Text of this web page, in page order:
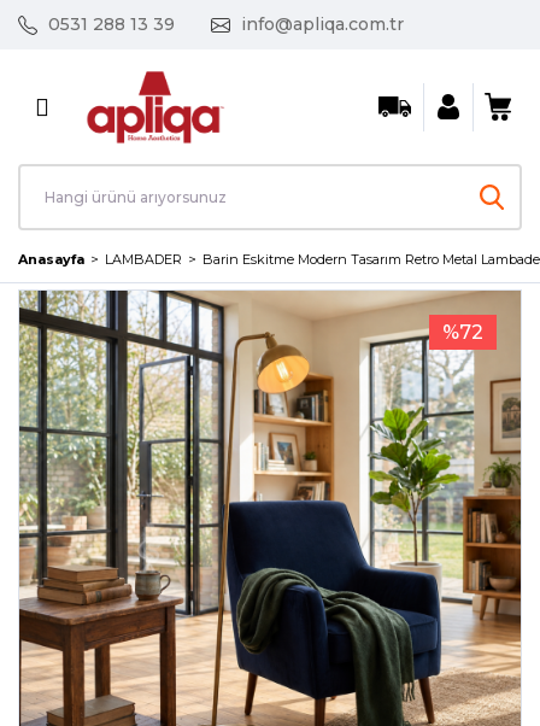
0531 288 13 39 info@apliqa.com.tr
Anasayfa LAMBADER Barin Eskitme Modern Tasarım Retro Metal
%72
Geri Dön
AVİZE / SARKIT
Mutfak Avizeleri
Salon Avizeleri
Tekli Sarkıt